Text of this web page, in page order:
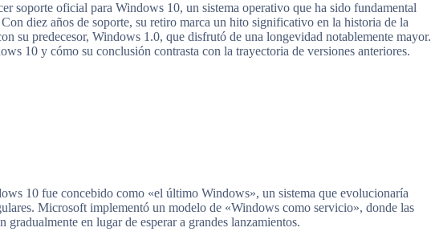
soporte oficial para Windows 10, un sistema operativo que ha sido fundamental
diez años de soporte, su retiro marca un hito significativo en la historia de la
su predecesor, Windows 1.0, que disfrutó de una longevidad notablemente mayor.
10 y cómo su conclusión contrasta con la trayectoria de versiones anteriores.
10 fue concebido como «el último Windows», un sistema que evolucionaría
Microsoft implementó un modelo de «Windows como servicio», donde las
gradualmente en lugar de esperar a grandes lanzamientos.